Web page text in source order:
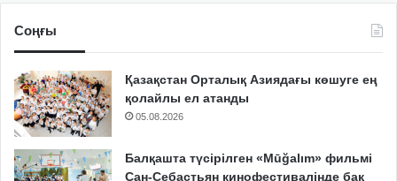
Соңғы
Қазақстан Орталық Азиядағы көшуге ең
қолайлы ел атанды
05.08.2026
Балқашта түсірілген «Mūğalım» фильмі
Сан-Себастьян кинофестивалінде бақ